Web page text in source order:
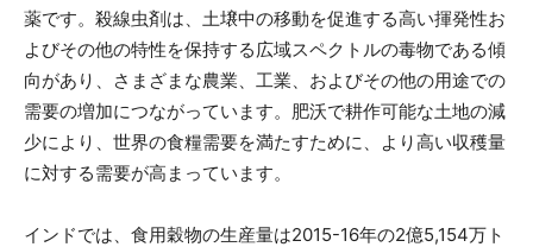
薬です。殺線虫剤は、土壌中の移動を促進する高い揮発性お
よびその他の特性を保持する広域スペクトルの毒物である傾
向があり、さまざまな農業、工業、およびその他の用途での
需要の増加につながっています。肥沃で耕作可能な土地の減
少により、世界の食糧需要を満たすために、より高い収穫量
に対する需要が高まっています。
インドでは、食用穀物の生産量は2015-16年の2億5,154万ト